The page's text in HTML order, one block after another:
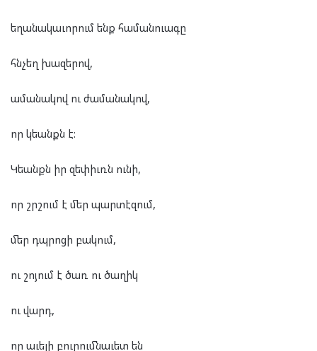
եղանակաւորում ենք համանուագը
հնչեղ խազերով,
ամանակով ու ժամանակով,
որ կեանքն է:
Կեանքն իր զեփիւռն ունի,
որ շրշում է մեր պարտէզում,
մեր դպրոցի բակում,
ու շոյում է ծառ ու ծաղիկ
ու վարդ,
որ աւելի բուրումնաւետ են